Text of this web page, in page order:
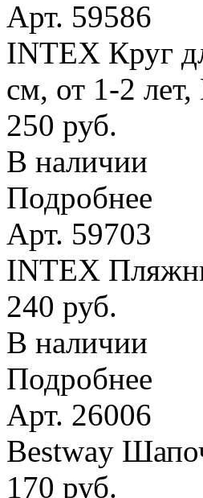
Арт. 59586
INTEX Круг
см, от 1-2
250 руб.
В наличии
Подробнее
Арт. 59703
INTEX
240 руб.
В наличии
Подробнее
Арт. 26006
Bestway
170 руб.